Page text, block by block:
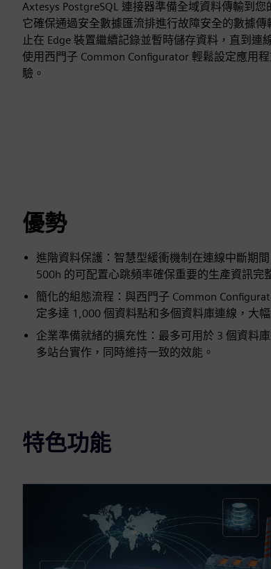
Axtesys PostgreSQL 連接器準備全域資料傳輸到您
它確保通過安全數據匯流排進行故障安全的數據
止在 Edge 裝置繼續記錄並暫時儲存資料，直到連
使用西門子 Common Configurator 輕鬆設定應用
驗。
優勢
進階資料保護：智慧型緩衝機制在連線中斷期
500h 的可配置心跳頻率確保重要的生產資訊完
簡化的組態流程：與西門子 Common
定多達 1,000 個資料點和多個資料庫連線，大
企業準備就緒的擴充性：最多可用於 3 個資料
多站台實作，同時維持一致的效能。
特色功能